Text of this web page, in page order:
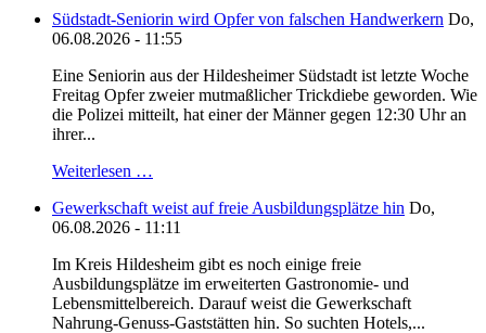
Südstadt-Seniorin wird Opfer von falschen Handwerkern Do,
06.08.2026 - 11:55
Eine Seniorin aus der Hildesheimer Südstadt ist letzte Woche
Freitag Opfer zweier mutmaßlicher Trickdiebe geworden. Wie
die Polizei mitteilt, hat einer der Männer gegen 12:30 Uhr an
ihrer...
Weiterlesen …
Gewerkschaft weist auf freie Ausbildungsplätze hin Do,
06.08.2026 - 11:11
Im Kreis Hildesheim gibt es noch einige freie
Ausbildungsplätze im erweiterten Gastronomie- und
Lebensmittelbereich. Darauf weist die Gewerkschaft
Nahrung-Genuss-Gaststätten hin. So suchten Hotels,...